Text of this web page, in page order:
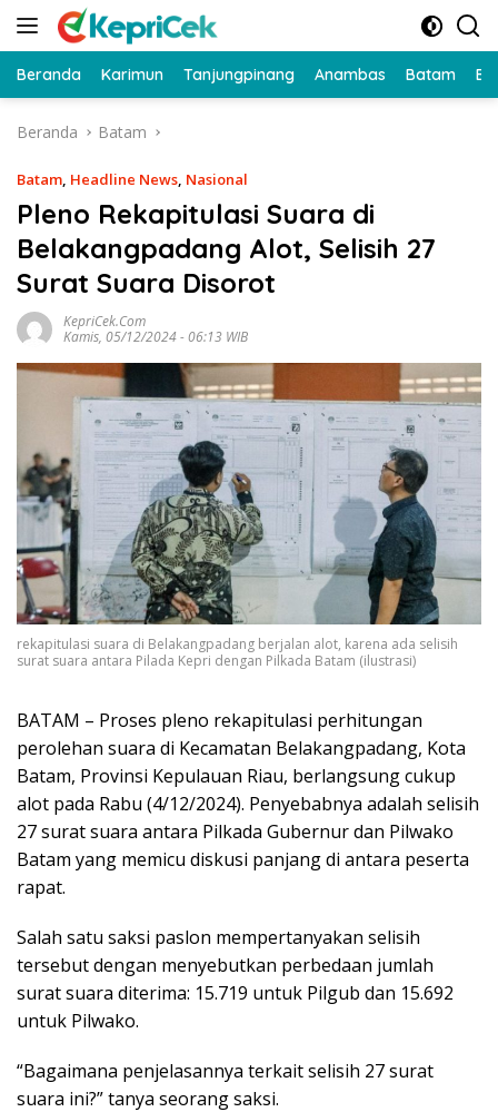
Langsung
Beranda Karimun Tanjungpinang Anambas Batam
Beranda Batam
Batam, Headline News, Nasional
Pleno Rekapitulasi Suara di
Belakangpadang Alot, Selisih 27
Surat Suara Disorot
KepriCek.com
Kamis, 05/12/2024 - 06:13 WIB
rekapitulasi suara di Belakangpadang berjalan alot, karena ada selisih
surat suara antara Pilada Kepri dengan Pilkada Batam (ilustrasi)
BATAM – Proses pleno rekapitulasi perhitungan
perolehan suara di Kecamatan Belakangpadang, Kota
Batam, Provinsi Kepulauan Riau, berlangsung cukup
alot pada Rabu (4/12/2024). Penyebabnya adalah selisih
27 surat suara antara Pilkada Gubernur dan Pilwako
Batam yang memicu diskusi panjang di antara peserta
rapat.
Salah satu saksi paslon mempertanyakan selisih
tersebut dengan menyebutkan perbedaan jumlah
surat suara diterima: 15.719 untuk Pilgub dan 15.692
untuk Pilwako.
“Bagaimana penjelasannya terkait selisih 27 surat
suara ini?” tanya seorang saksi.